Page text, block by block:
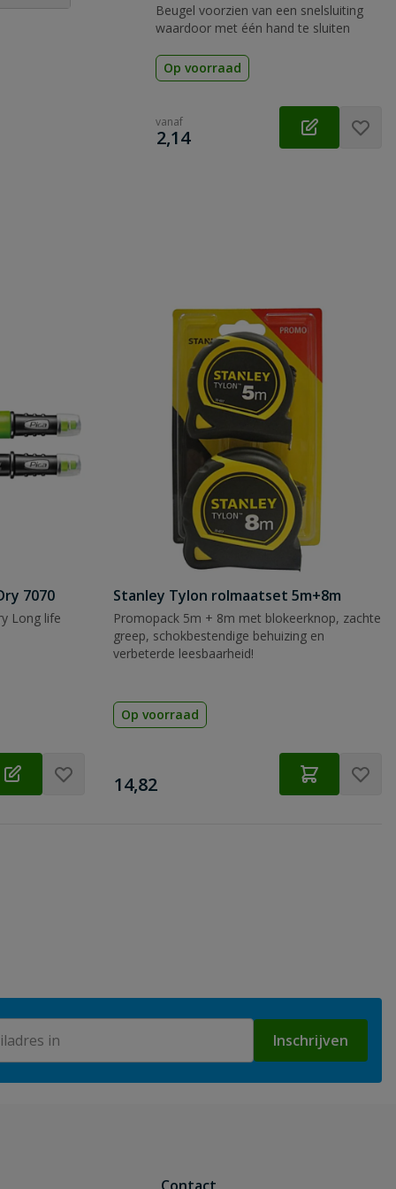
Beugel voorzien van een snelsluiting
waardoor met één hand te sluiten
Op voorraad
vanaf
€
2,14
7070
Long life
Stanley Tylon rolmaatset 5m+8m
Promopack 5m + 8m met blokeerknop, zachte
greep, schokbestendige behuizing en
verbeterde leesbaarheid!
Op voorraad
€
14,82
Inschrijven